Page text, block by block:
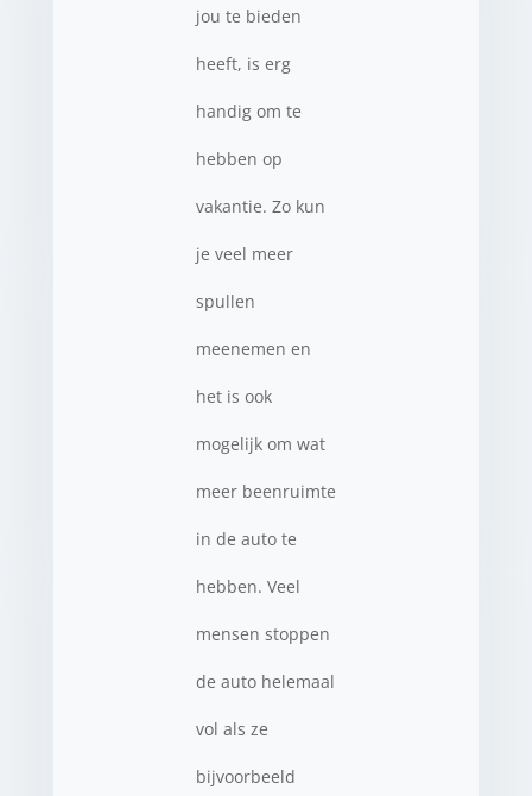
jou te bieden
heeft, is erg
handig om te
hebben op
vakantie. Zo kun
je veel meer
spullen
meenemen en
het is ook
mogelijk om wat
meer beenruimte
in de auto te
hebben. Veel
mensen stoppen
de auto helemaal
vol als ze
bijvoorbeeld